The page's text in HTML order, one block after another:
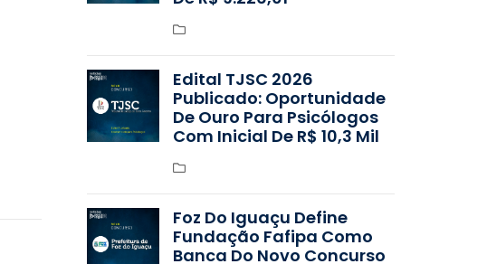
Edital TJSC 2026
Publicado: Oportunidade
De Ouro Para Psicólogos
Com Inicial De R$ 10,3 Mil
Foz Do Iguaçu Define
Fundação Fafipa Como
Banca Do Novo Concurso